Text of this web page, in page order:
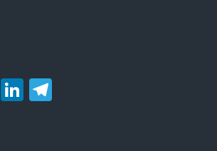
TwitterLinkedIn